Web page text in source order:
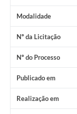
Modalidade
Nº da Licitação
Nº do Processo
Publicado em
Realização em